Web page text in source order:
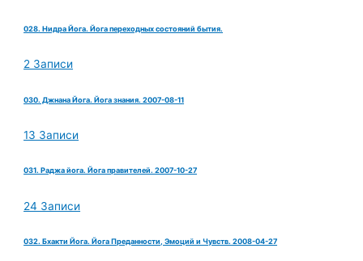
028. Нидра Йога. Йога переходных состояний бытия.
2 Записи
030. Джнана Йога. Йога знания. 2007-08-11
13 Записи
031. Раджа йога. Йога правителей. 2007-10-27
24 Записи
032. Бхакти Йога. Йога Преданности, Эмоций и Чувств. 2008-04-27